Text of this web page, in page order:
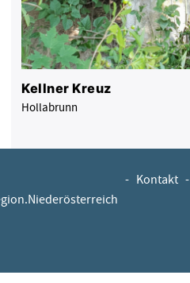
Kellner Kreuz
Hollabrunn
- Kontakt -